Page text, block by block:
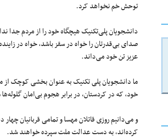
توحش خم نخواهد کرد.
دانشجویان پلی‌تکنیک هیچگاه خود را از مردم جدا
صدای بی‌قدرتان را خواه در سقز باشد، خواه در
عزیز تن خود می‌داند.
ما دانشجویان پلی تکنیک به عنوان بخشی کوچک از
خود، که در کردستان، در برابر هجوم بی‌امان
‏و می‌دانیم روزی قاتلان مهسا و تمامی قربانیان
کرده‌اند، به دست عدالت ملت سپرده خواهند شد.